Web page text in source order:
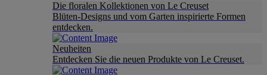
Die floralen Kollektionen von Le Creuset
Blüten-Designs und vom Garten inspirierte Formen
entdecken.
Neuheiten
Entdecken Sie die neuen Produkte von Le Creuset.